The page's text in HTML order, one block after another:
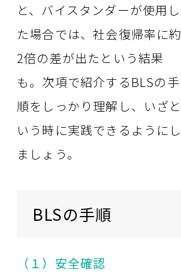
と、バイスタンダーが使用し
た場合では、社会復帰率に約
2倍の差が出たという結果
も。次項で紹介するBLSの手
順をしっかり理解し、いざと
いう時に実践できるようにし
ましょう。
BLSの手順
（１）安全確認